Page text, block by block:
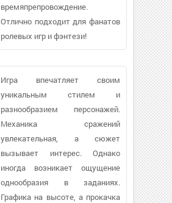
времяпрепровождение.
Отлично подходит для фанатов
ролевых игр и фэнтези!
Игра впечатляет своим
уникальным стилем и
разнообразием персонажей.
Механика сражений
увлекательная, а сюжет
вызывает интерес. Однако
иногда возникает ощущение
однообразия в заданиях.
Графика на высоте, а прокачка